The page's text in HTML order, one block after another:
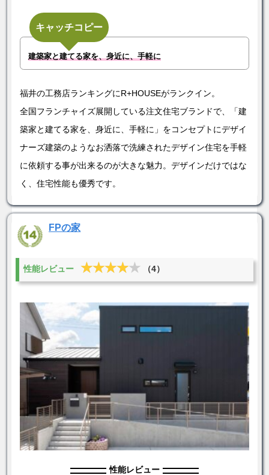
キャッチコピー
建築家と建てる家を、身近に、手軽に
福井の工務店ランキングにR+HOUSEがランクイン。
全国フランチャイズ展開している注文住宅ブランドで、「建
築家と建てる家を、身近に、手軽に」をコンセプトにデザイ
ナーズ建築のようなお洒落で洗練されたデザイン住宅を手軽
に依頼する事が出来るのが大きな魅力。デザインだけではな
く、住宅性能も優秀です。
FPの家
性能レビュー ★★★★★
★★★★★ （4）
性能レビュー